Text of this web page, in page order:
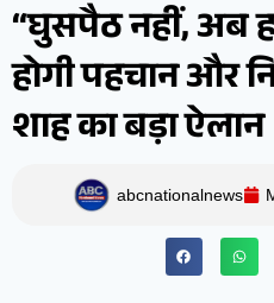
“घुसपैठ नहीं, अब
होगी पहचान और
शाह का बड़ा ऐलान
abcnationalnews